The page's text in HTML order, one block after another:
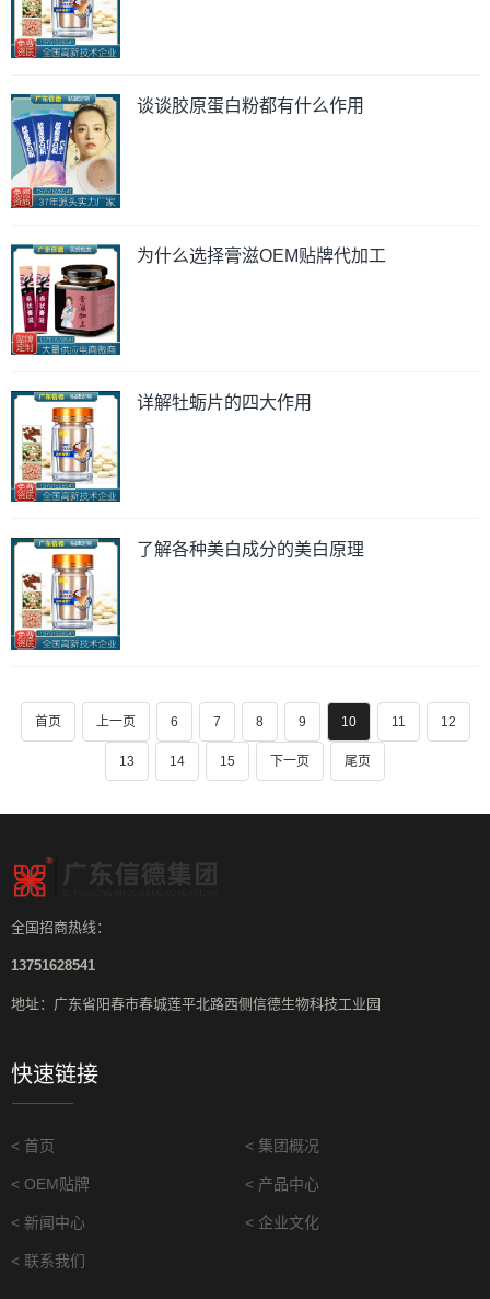
谈谈胶原蛋白粉都有什么作用
为什么选择膏滋OEM贴牌代加工
详解牡蛎片的四大作用
了解各种美白成分的美白原理
首页 上一页 6 7 8 9 10 11 12
13 14 15 下一页 尾页
全国招商热线：
13751628541
地址：广东省阳春市春城莲平北路西侧信德生物科技工业园
快速链接
< 首页 < 集团概况
< OEM贴牌 < 产品中心
< 新闻中心 < 企业文化
< 联系我们